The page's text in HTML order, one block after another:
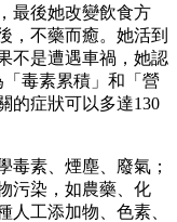
最後她改變飲食方
，不藥而癒。她活到
不是遭遇車禍，她認
毒素累積」和「營
的症狀可以多達130
毒素、煙塵、廢氣；
污染，如農藥、化
人工添加物、色素、